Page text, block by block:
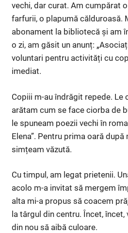
vechi, dar curat. Am cumpărat
farfurii, o plapumă călduroasă.
abonament la bibliotecă și am
o zi, am găsit un anunț:
voluntari pentru activități cu
imediat.
Copiii m-au îndrăgit repede. Le
arătam cum se face ciorba de
le spuneam poezii vechi în
Elena”. Pentru prima oară
simțeam văzută.
Cu timpul, am legat prietenii.
acolo m-a invitat să mergem
alta mi-a propus să coacem
la târgul din centru. Încet,
din nou să aibă culoare.